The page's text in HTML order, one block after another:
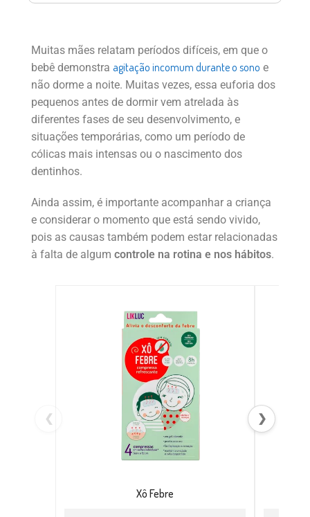
Muitas mães relatam períodos difíceis, em que o
bebê demonstra agitação incomum durante o sono e
não dorme a noite. Muitas vezes, essa euforia dos
pequenos antes de dormir vem atrelada às
diferentes fases de seu desenvolvimento, e
situações temporárias, como um período de
cólicas mais intensas ou o nascimento dos
dentinhos.
Ainda assim, é importante acompanhar a criança
e considerar o momento que está sendo vivido,
pois as causas também podem estar relacionadas
à falta de algum controle na rotina e nos hábitos.
❮
Xô Febre
❯